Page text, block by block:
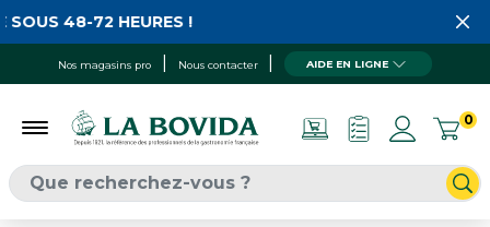
Nos magasins pro Nous contacter AIDE EN LIGNE
0
48-72 HEURES !